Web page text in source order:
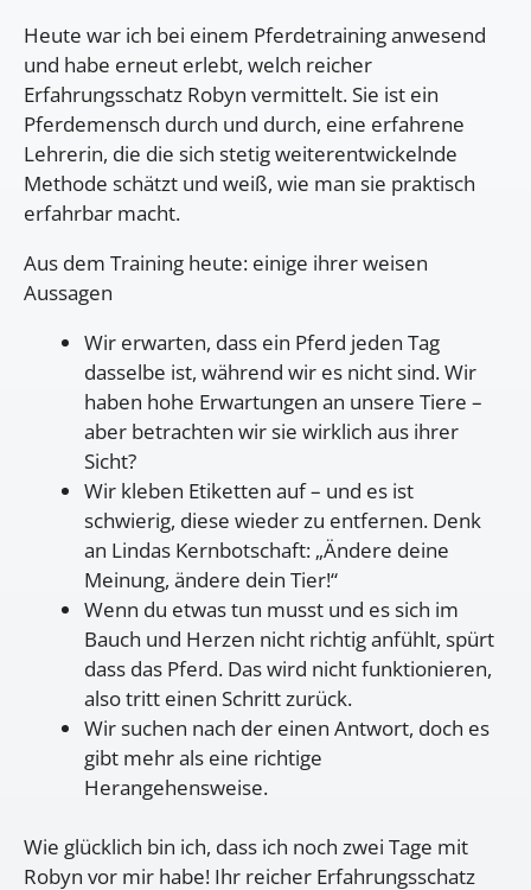
Heute war ich bei einem Pferdetraining anwesend
und habe erneut erlebt, welch reicher
Erfahrungsschatz Robyn vermittelt. Sie ist ein
Pferdemensch durch und durch, eine erfahrene
Lehrerin, die die sich stetig weiterentwickelnde
Methode schätzt und weiß, wie man sie praktisch
erfahrbar macht.
Aus dem Training heute: einige ihrer weisen
Aussagen
Wir erwarten, dass ein Pferd jeden Tag
dasselbe ist, während wir es nicht sind. Wir
haben hohe Erwartungen an unsere Tiere –
aber betrachten wir sie wirklich aus ihrer
Sicht?
Wir kleben Etiketten auf – und es ist
schwierig, diese wieder zu entfernen. Denk
an Lindas Kernbotschaft: „Ändere deine
Meinung, ändere dein Tier!“
Wenn du etwas tun musst und es sich im
Bauch und Herzen nicht richtig anfühlt, spürt
dass das Pferd. Das wird nicht funktionieren,
also tritt einen Schritt zurück.
Wir suchen nach der einen Antwort, doch es
gibt mehr als eine richtige
Herangehensweise.
Wie glücklich bin ich, dass ich noch zwei Tage mit
Robyn vor mir habe! Ihr reicher Erfahrungsschatz